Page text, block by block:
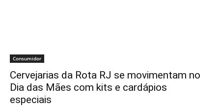
Consumidor
Cervejarias da Rota RJ se movimentam no
Dia das Mães com kits e cardápios
especiais